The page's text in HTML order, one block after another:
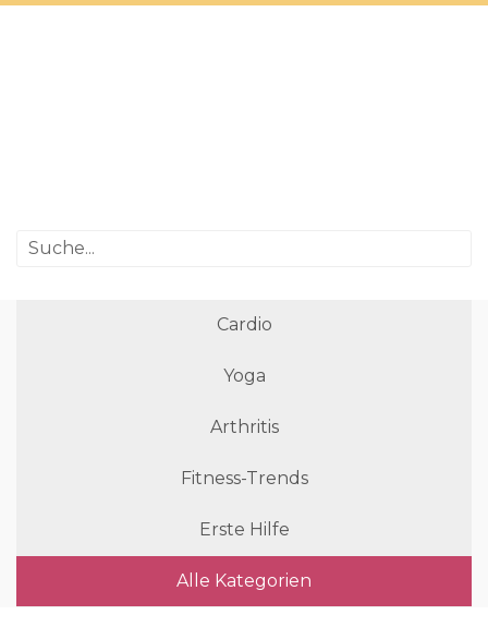
Cardio
Yoga
Arthritis
Fitness-Trends
Erste Hilfe
Alle Kategorien